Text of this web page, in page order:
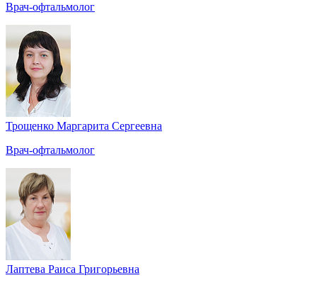
Врач-офтальмолог
Трощенко Маргарита Сергеевна
Врач-офтальмолог
Лаптева Раиса Григорьевна